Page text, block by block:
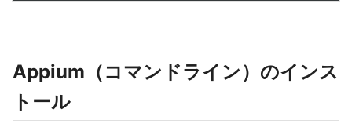
Appium（コマンドライン）のインス
トール